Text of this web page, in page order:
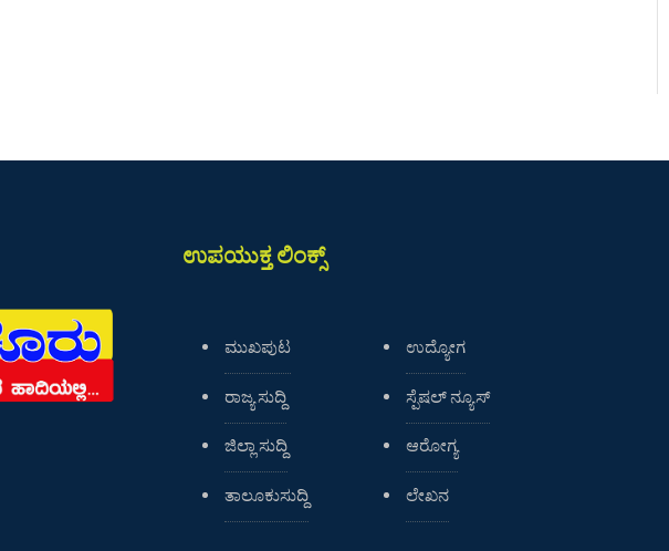
ಉಪಯುಕ್ತ ಲಿಂಕ್ಸ್
ಮುಖಪುಟ
ರಾಜ್ಯ ಸುದ್ದಿ
ಜಿಲ್ಲಾ ಸುದ್ದಿ
ತಾಲೂಕುಸುದ್ದಿ
ಉದ್ಯೋಗ
ಸ್ಪೆಷಲ್ ನ್ಯೂಸ್
ಆರೋಗ್ಯ
ಲೇಖನ